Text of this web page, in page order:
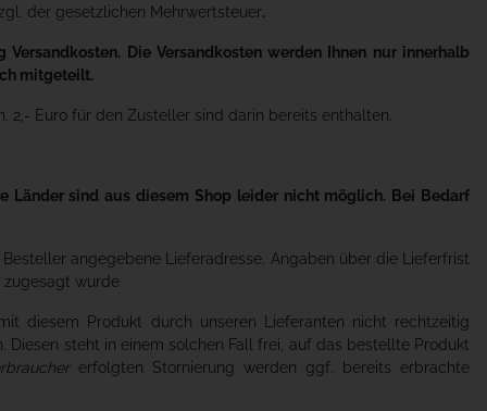
der gesetzlichen Mehrwertsteuer.
Die Versandkosten werden Ihnen nur innerhalb
mitgeteilt.
2,- Euro für den Zusteller sind darin bereits enthalten.
Länder sind aus diesem Shop leider nicht möglich. Bei Bedarf
angegebene Lieferadresse. Angaben über die Lieferfrist
zugesagt wurde
diesem Produkt durch unseren Lieferanten nicht rechtzeitig
Diesen steht in einem solchen Fall frei, auf das bestellte Produkt
erfolgten Stornierung werden ggf. bereits erbrachte